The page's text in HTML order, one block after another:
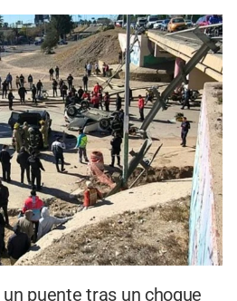
puente tras un choque